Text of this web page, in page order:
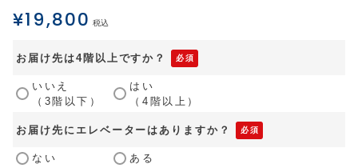
¥19,800 税込
お届け先は4階以上ですか？
いいえ
（3階以下）
はい
（4階以上）
お届け先にエレベーターはありますか？
ない
ある